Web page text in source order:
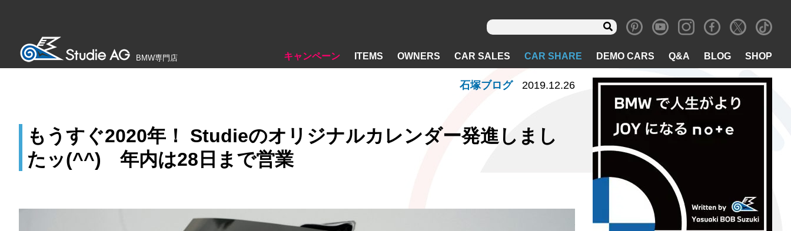
BMW専門店 キャンペーン ITEMS OWNERS CAR SALES CAR SHARE DEMO CARS Q&A BLOG SHOP
もうすぐ2020年！ Studieのオリジナルカレンダー発進しまし
たッ(^^) 年内は28日まで営業
石塚ブログ 2019.12.26